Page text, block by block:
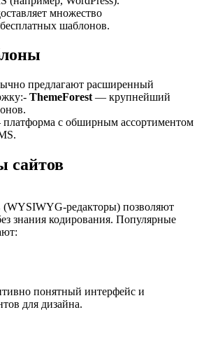
множество
шаблонов.
предлагают расширенный
ThemeForest — крупнейший
с обширным ассортиментом
сайтов
(WYSIWYG-редакторы) позволяют
знания кодирования. Популярные
понятный интерфейс и
для дизайна.